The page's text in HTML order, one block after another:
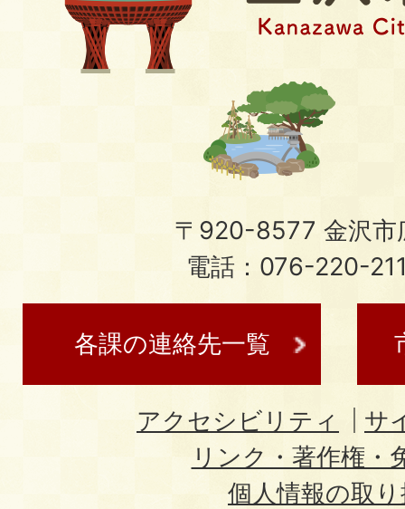
〒920-8577 金沢市
電話：076-220-
各課の連絡先一覧
アクセシビリティ
サ
リンク・著作権・
個人情報の取